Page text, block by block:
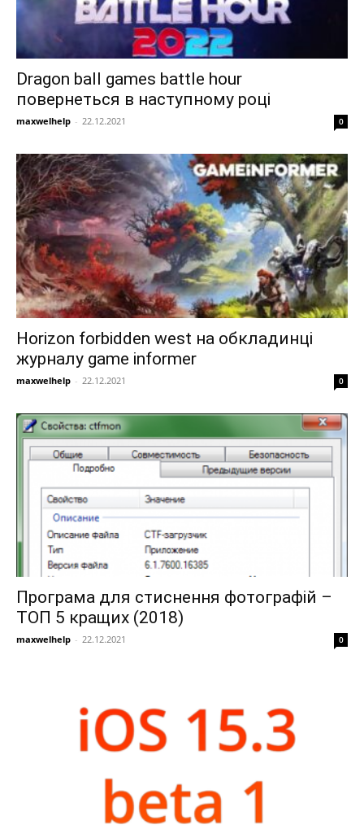
Dragon ball games battle hour
повернеться в наступному році
maxwelhelp - 22.12.2021 0
Horizon forbidden west на обкладинці
журналу game informer
maxwelhelp - 22.12.2021 0
Програма для стиснення фотографій –
ТОП 5 кращих (2018)
maxwelhelp - 22.12.2021 0